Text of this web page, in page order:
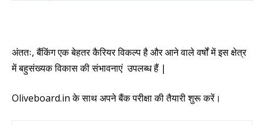
अंततः,बैंकिंग एक बेहतर कैरियर विकल्प है और आने वाले वर्षों मेंइस क्षेत्र
मेंबहुसंख्यक विकास कीसंभावनाएं उपलब्ध हैं |
Oliveboard.in के साथ अपने बैंक परीक्षा की तैयारी शुरू करें।